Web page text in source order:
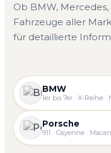
Ob BMW,
Fahrzeuge aller
für detaillierte
BMW
1er bis 7er · X-Reihe
Porsche
911 · Cayenne ·